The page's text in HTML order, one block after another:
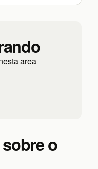
area
o